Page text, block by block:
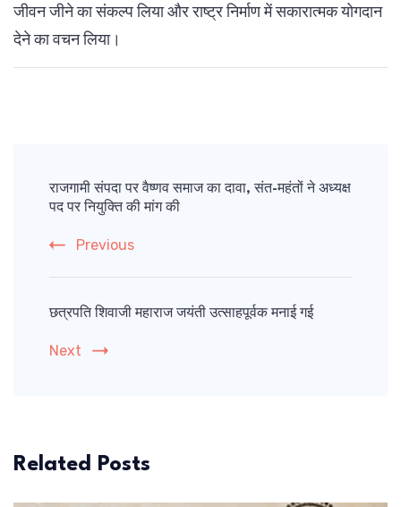
जीवन जीने का संकल्प लिया और राष्ट्र निर्माण में सकारात्मक योगदान
देने का वचन लिया।
Navigation
राजगामी संपदा पर वैष्णव समाज का दावा, संत-महंतों ने अध्यक्ष
पद पर नियुक्ति की मांग की
Previous
छत्रपति शिवाजी महाराज जयंती उत्साहपूर्वक मनाई गई
Next
Related Posts